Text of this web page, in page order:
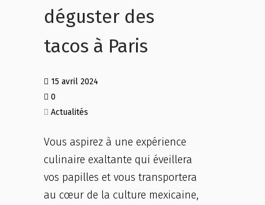
déguster des
tacos à Paris
15 avril 2024
0
Actualités
Vous aspirez à une expérience
culinaire exaltante qui éveillera
vos papilles et vous transportera
au cœur de la culture mexicaine,